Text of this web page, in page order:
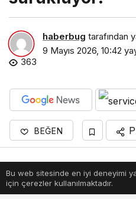
haberbug tarafından
9 Mayıs 2026, 10:42
363
BEĞEN
Üsküdar Üniversitesi ev
“III. Ulusal Beslenme ve
Yaklaşımlar Kongresi,”
Bu web sitesinde en iyi deneyimi
için çerezler kullanılmaktadır.
Anasayfa Akış